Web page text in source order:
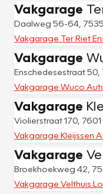
Vakgarage
Daalweg 56-64,
Vakgarage Ter Riet
Vakgarage
Enschedesestraat 50,
Vakgarage Wuco
Vakgarage
Violierstraat 170,
Vakgarage Kleijssen
Vakgarage
Broekhoekweg 42,
Vakgarage Velthuis